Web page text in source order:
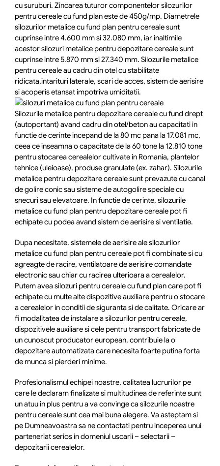
cu suruburi. Zincarea tuturor componentelor silozurilor
pentru cereale cu fund plan este de 450g/mp. Diametrele
silozurilor metalice cu fund plan pentru cereale sunt
cuprinse intre 4.600 mm si 32.080 mm, iar inaltimile
acestor silozuri metalice pentru depozitare cereale sunt
cuprinse intre 5.870 mm si 27.340 mm. Silozurile metalice
pentru cereale au cadru din otel cu stabilitate
ridicata,intarituri laterale, scari de acces, sistem de aerisire
si acoperis etansat impotriva umiditatii.
Silozurile metalice pentru depozitare cereale cu fund drept
(autoportant) avand cadru din otel/beton au capacitati in
functie de cerinte incepand de la 80 mc pana la 17.081 mc,
ceea ce inseamna o capacitate de la 60 tone la 12.810 tone
pentru stocarea cerealelor cultivate in Romania, plantelor
tehnice (uleioase), produse granulate (ex. zahar). Silozurile
metalice pentru depozitare cereale sunt prevazute cu canal
de golire conic sau sisteme de autogolire speciale cu
snecuri sau elevatoare. In functie de cerinte, silozurile
metalice cu fund plan pentru depozitare cereale pot fi
echipate cu podea avand sistem de aerisire si ventilatie.
Dupa necesitate, sistemele de aerisire ale silozurilor
metalice cu fund plan pentru cereale pot fi combinate si cu
agreagte de racire, ventilatoare de aerisire comandate
electronic sau chiar cu racirea ulterioara a cerealelor.
Putem avea silozuri pentru cereale cu fund plan care pot fi
echipate cu multe alte dispozitive auxiliare pentru o stocare
a cerealelor in conditii de siguranta si de calitate. Oricare ar
fi modalitatea de instalare a silozurilor pentru cereale,
dispozitivele auxiliare si cele pentru transport fabricate de
un cunoscut producator european, contribuie la o
depozitare automatizata care necesita foarte putina forta
de munca si pierderi minime.
Profesionalismul echipei noastre, calitatea lucrurilor pe
care le declaram finalizate si multitudinea de referinte sunt
un atuu in plus pentru a va convinge ca silozurile noastre
pentru cereale sunt cea mai buna alegere. Va asteptam si
pe Dumneavoastra sa ne contactati pentru inceperea unui
parteneriat serios in domeniul uscarii – selectarii –
depozitarii cerealelor.